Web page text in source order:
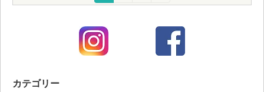
ジ
定
ジ
定
定
カテゴリー